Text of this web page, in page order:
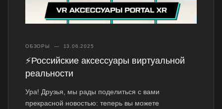
ОБЗОРЫ — 13.06.2025
⚡Российские аксессуары виртуальной
реальности
Ура! Друзья, мы рады поделиться с вами
прекрасной новостью: теперь вы можете